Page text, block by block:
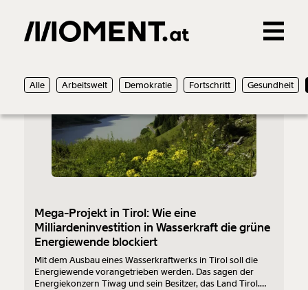
0Treffer 0Artikel
Alle Arbeitswelt Demokratie Fortschritt Gesundheit
10.07.2023
Mega-Projekt in Tirol: Wie eine
Milliardeninvestition in Wasserkraft die grüne
Energiewende blockiert
Mit dem Ausbau eines Wasserkraftwerks in Tirol soll die
Energiewende vorangetrieben werden. Das sagen der
Energiekonzern Tiwag und sein Besitzer, das Land Tirol.